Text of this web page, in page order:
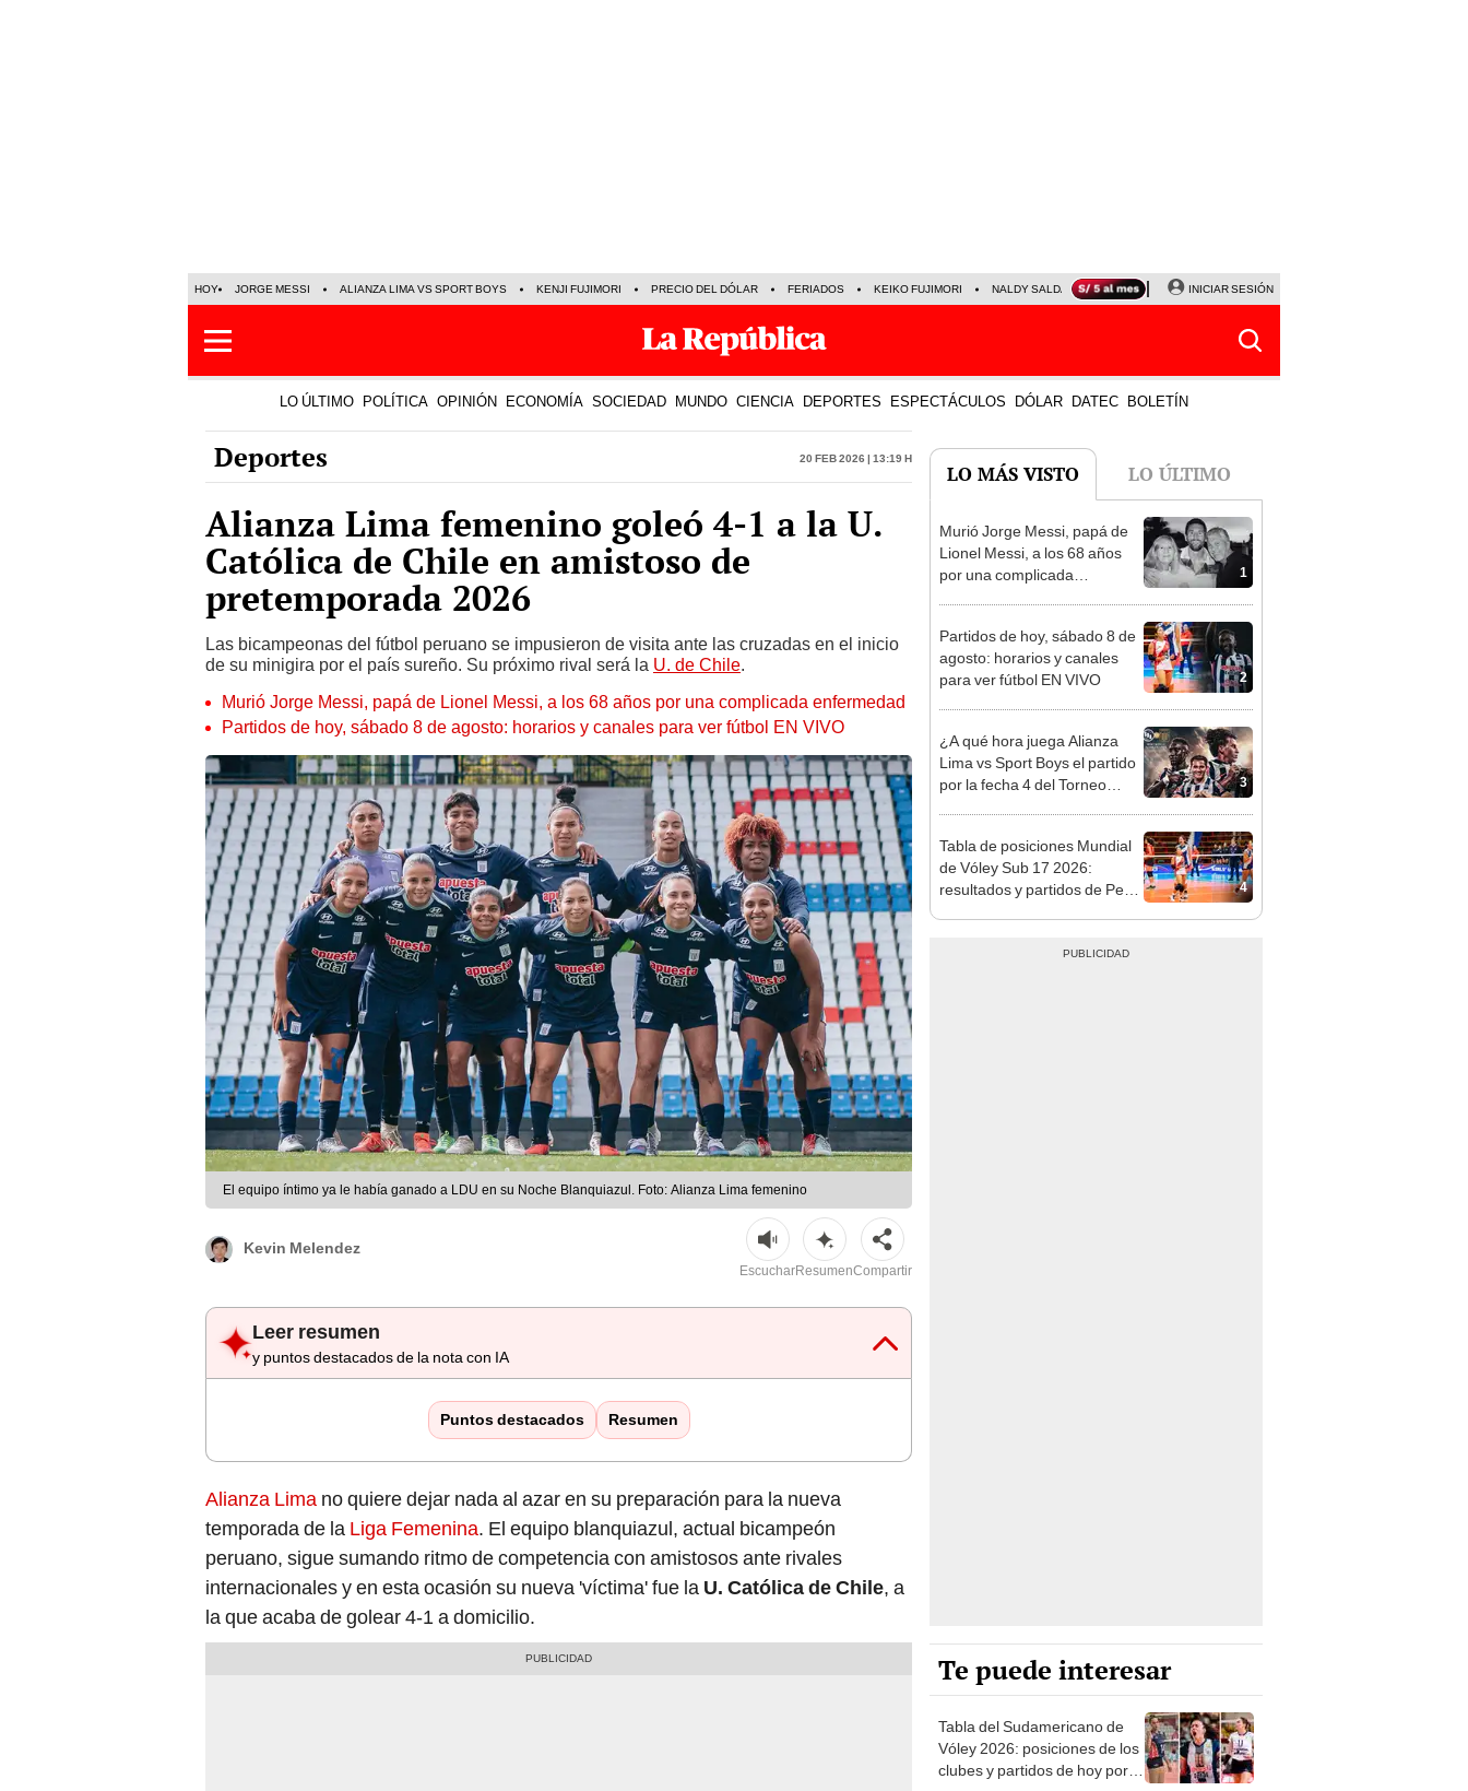
HOY JORGE MESSI ALIANZA LIMA VS SPORT BOYS KENJI FUJIMORI PRECIO DEL DÓLAR FERIADOS KEIKO FUJIMORI NALDY SALDAÑA JAVIER MILEI PARTIDOS DE HOY
INICIAR SESIÓN
LO ÚLTIMO POLÍTICA OPINIÓN ECONOMÍA SOCIEDAD MUNDO CIENCIA DEPORTES ESPECTÁCULOS DÓLAR DATEC BOLETÍN
Deportes 20 Feb 2026 | 13:19 h
Alianza Lima femenino goleó 4-1 a la U.
Católica de Chile en amistoso de
pretemporada 2026
Las bicampeonas del fútbol peruano se impusieron de visita ante las cruzadas en el inicio
de su minigira por el país sureño. Su próximo rival será la U. de Chile.
Murió Jorge Messi, papá de Lionel Messi, a los 68 años por una complicada enfermedad
Partidos de hoy, sábado 8 de agosto: horarios y canales para ver fútbol EN VIVO
El equipo íntimo ya le había ganado a LDU en su Noche Blanquiazul. Foto: Alianza Lima femenino
Kevin Melendez
EscucharResumenCompartir
Leer resumen
y puntos destacados de la nota con IA
Puntos destacados Resumen
Alianza Lima no quiere dejar nada al azar en su preparación para la nueva
temporada de la Liga Femenina. El equipo blanquiazul, actual bicampeón
peruano, sigue sumando ritmo de competencia con amistosos ante rivales
internacionales y en esta ocasión su nueva 'víctima' fue la U. Católica de Chile, a
la que acaba de golear 4-1 a domicilio.
LO MÁS VISTO LO ÚLTIMO
1
Murió Jorge Messi, papá de
Lionel Messi, a los 68 años
por una complicada
2
Partidos de hoy, sábado 8 de
agosto: horarios y canales
para ver fútbol EN VIVO
3
¿A qué hora juega Alianza
Lima vs Sport Boys el partido
por la fecha 4 del Torneo
4
Tabla de posiciones Mundial
de Vóley Sub 17 2026:
resultados y partidos de Perú
Te puede interesar
Tabla del Sudamericano de
Vóley 2026: posiciones de los
clubes y partidos de hoy por la